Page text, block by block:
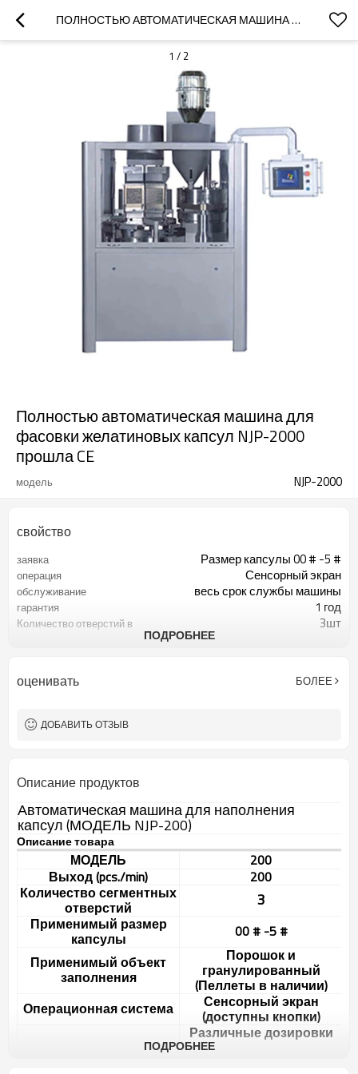
ПОЛНОСТЬЮ АВТОМАТИЧЕСКАЯ МАШИНА ДЛЯ ФАСОВКИ ЖЕЛАТИНОВЫХ КАПСУЛ NJP-2000 ПРОШЛА CE
1 / 2
Полностью автоматическая машина для
фасовки желатиновых капсул NJP-2000
прошла CE
модель NJP-2000
свойство
заявка Размер капсулы 00 # -5 #
операция Сенсорный экран
обслуживание весь срок службы машины
гарантия 1 год
Количество отверстий в
3шт
ПОДРОБНЕЕ
оценивать БОЛЕЕ
ДОБАВИТЬ ОТЗЫВ
Описание продуктов
Автоматическая машина для наполнения
капсул (МОДЕЛЬ NJP-200)
Описание товара
МОДЕЛЬ
200
Выход (pcs./min)
200
Количество сегментных
отверстий 3
Применимый размер
капсулы
00 # -5 #
Применимый объект
заполнения
Порошок и
гранулированный
(Пеллеты в наличии)
Операционная система
Сенсорный экран
(доступны кнопки)
Различные дозировки
доступны путем
ПОДРОБНЕЕ